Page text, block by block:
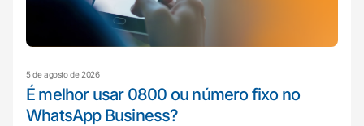
5 de agosto de 2026
É melhor usar 0800 ou número fixo no
WhatsApp Business?